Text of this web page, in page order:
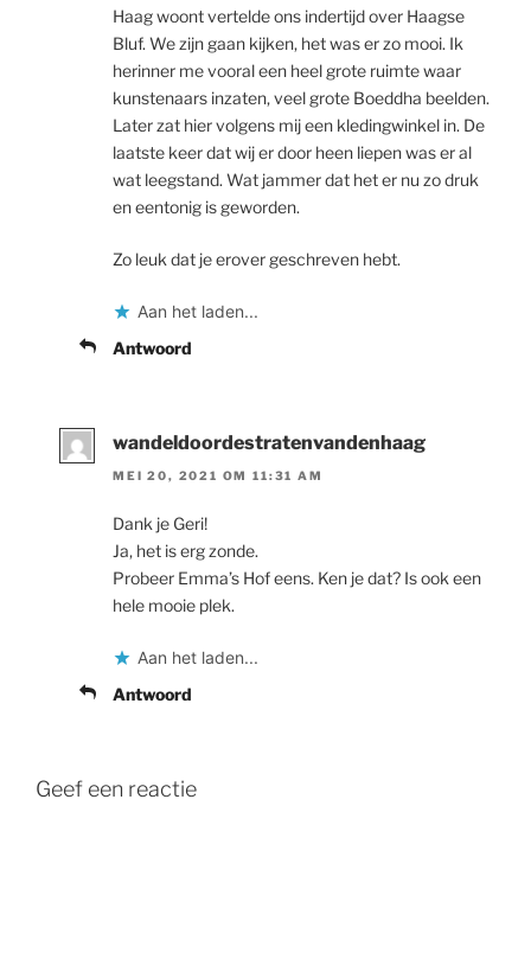
Haag woont vertelde ons indertijd over Haagse
Bluf. We zijn gaan kijken, het was er zo mooi. Ik
herinner me vooral een heel grote ruimte waar
kunstenaars inzaten, veel grote Boeddha beelden.
Later zat hier volgens mij een kledingwinkel in. De
laatste keer dat wij er door heen liepen was er al
wat leegstand. Wat jammer dat het er nu zo druk
en eentonig is geworden.
Zo leuk dat je erover geschreven hebt.
Aan het laden...
Antwoord
wandeldoordestratenvandenhaag
MEI 20, 2021 OM 11:31 AM
Dank je Geri!
Ja, het is erg zonde.
Probeer Emma’s Hof eens. Ken je dat? Is ook een
hele mooie plek.
Aan het laden...
Antwoord
Geef een reactie